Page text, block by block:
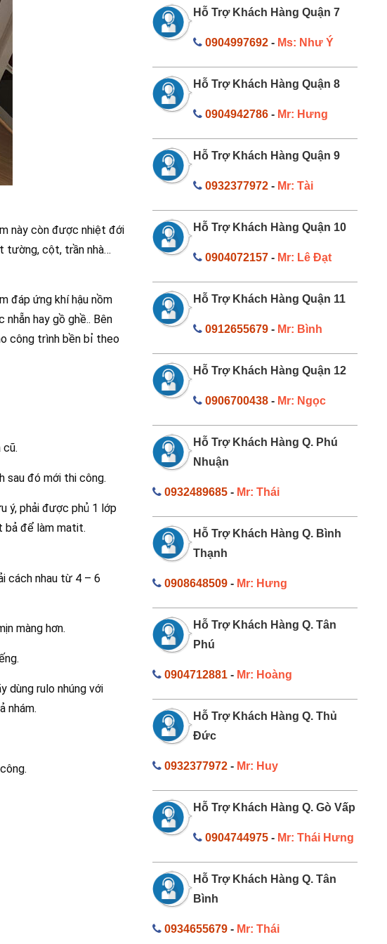
này còn được nhiệt đới
tường, cột, trần nhà…
đáp ứng khí hậu nồm
nhẵn hay gồ ghề.. Bên
công trình bền bỉ theo
cũ.
sau đó mới thi công.
ý, phải được phủ 1 lớp
bả để làm matit.
cách nhau từ 4 – 6
màng hơn.
dùng rulo nhúng với
nhám.
Hỗ Trợ Khách Hàng Quận 7
0904997692 - Ms: Như Ý
Hỗ Trợ Khách Hàng Quận 8
0904942786 - Mr: Hưng
Hỗ Trợ Khách Hàng Quận 9
0932377972 - Mr: Tài
Hỗ Trợ Khách Hàng Quận 10
0904072157 - Mr: Lê Đạt
Hỗ Trợ Khách Hàng Quận 11
0912655679 - Mr: Bình
Hỗ Trợ Khách Hàng Quận 12
0906700438 - Mr: Ngọc
Hỗ Trợ Khách Hàng Q. Phú
Nhuận
0932489685- Mr: Thái
Hỗ Trợ Khách Hàng Q. Bình
Thạnh
0908648509- Mr: Hưng
Hỗ Trợ Khách Hàng Q. Tân
Phú
0904712881- Mr: Hoàng
Hỗ Trợ Khách Hàng Q. Thủ
Đức
0932377972- Mr: Huy
Hỗ Trợ Khách Hàng Q. Gò Vấp
0904744975 - Mr: Thái Hưng
Hỗ Trợ Khách Hàng Q. Tân
Bình
0934655679- Mr: Thái